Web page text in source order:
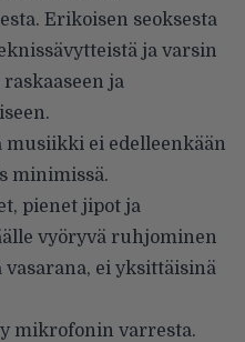
Erikoisen seoksesta
ja varsin
ja
musiikki ei edelleenkään
minimissä.
pienet jipot ja
vyöryvä ruhjominen
ei yksittäisinä
mikrofonin varresta.